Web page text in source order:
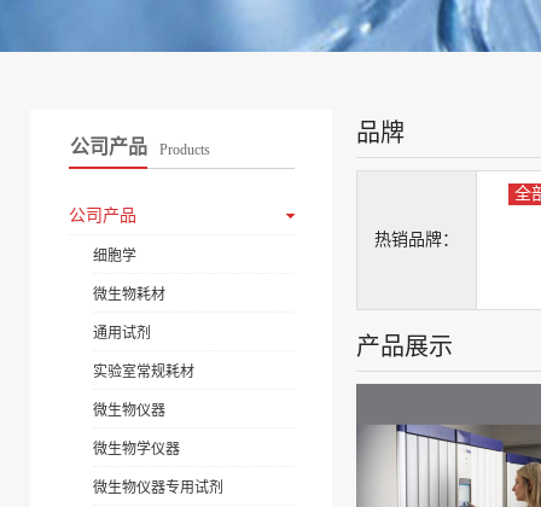
公司产品 Products
公司产品
细胞学
微生物耗材
通用试剂
实验室常规耗材
微生物仪器
微生物学仪器
微生物仪器专用试剂
品牌
热销品牌：
全
产品展示